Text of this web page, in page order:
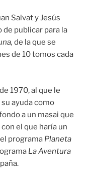
Salvat y Jesús
publicar para la
de la que se
de 10 tomos cada
1970, al que le
ayuda como
a un masai que
el que haría un
programa Planeta
La Aventura